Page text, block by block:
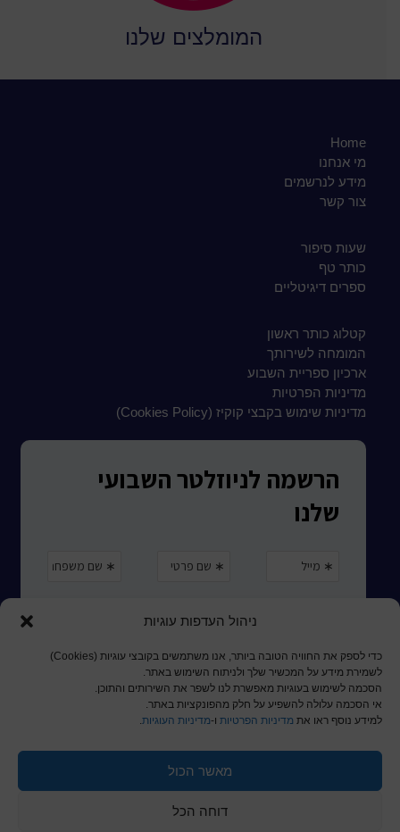
ניהול העדפות עוגיות
כדי לספק את החוויה הטובה ביותר, אנו משתמשים בקובצי עוגיות (Cookies)
לשמירת מידע על המכשיר שלך ולניתוח השימוש באתר.
הסכמה לשימוש בעוגיות מאפשרת לנו לשפר את השירותים והתוכן.
אי הסכמה עלולה להשפיע על חלק מהפונקציות באתר.
למידע נוסף ראו את מדיניות הפרטיות ו-מדיניות העוגיות.
מאשר הכול
דוחה הכל
המומלצים שלנו
Home
מי אנחנו
מידע לנרשמים
צור קשר
שעות סיפור
כותר טף
ספרים דיגיטליים
קטלוג כותר ראשון
המומחה לשירותך
ארכיון ספריית השבוע
מדיניות הפרטיות
מדיניות שימוש בקבצי קוקיז (Cookies Policy)
© כל הזכויות שמורות לכותר ראשון